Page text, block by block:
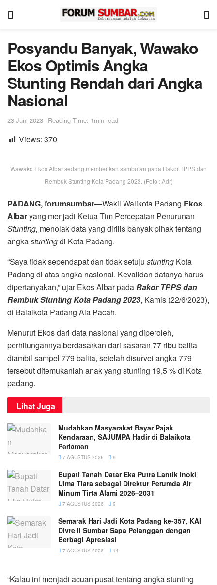
Posyandu Banyak, Wawako
Ekos Optimis Angka
Stunting Rendah dari Angka
Nasional
23 Juni 2023 Reading Time: 1min read
Views: 370
Wawako Ekos Albar sedang memberikan sambutan pada Rakor TPPS dan
Rembuk Stunting Kota Padang 2023. (Foto : Adr)
PADANG, forumsumbar—Wakil Walikota Padang Ekos
Albaryang menjadi Ketua Tim Percepatan Penurunan
Stunting, menolak data yang dirilis banyak pihak tentang
angkastuntingdi Kota Padang.
“Saya tidak sependapat dan tidak setuju stunting Kota
Padang di atas angka nasional. Kevalidan datanya harus
dipertanyakan,” ujar Ekos Albar padaRakor TPPS dan
Rembuk Stunting Kota Padang 2023, Kamis (22/6/2023),
di Balaikota Padang Aia Pacah.
Menurut Ekos dari data nasional yang diperoleh,
perhitungannya berdasarkan dari sasaran 77 ribu balita
diambil sampel 779 balita, setelah disurvei angka 779
tersebut ditemukanlah anak yang stunting 19,5 % di Kota
padang.
Lihat Juga
Mudahkan Masyarakat Bayar Pajak
Kendaraan, SAJUMPA Hadir di Balaikota
Pariaman
7 AGUSTUS 2026 9
Bupati Tanah Datar Eka Putra Lantik Inoki
Ulma Tiara sebagai Direktur Perumda Air
Minum Tirta Alami 2026–2031
7 AGUSTUS 2026 9
Semarak Hari Jadi Kota Padang ke-357, KAI
Divre II Sumbar Sapa Pelanggan dengan
Berbagi Apresiasi
7 AGUSTUS 2026 14
“Kalau ini menjadi acuan pusat tentang angka stunting